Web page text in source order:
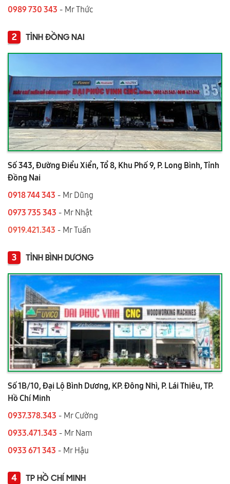
0989 730 343 - Mr Thức
2 TỈNH ĐỒNG NAI
Số 343, Đường Điểu Xiển, Tổ 8, Khu Phố 9, P. Long Bình, Tỉnh
Đồng Nai
0918 744 343 - Mr Dũng
0973 735 343 - Mr Nhật
0919.421.343 ​​​​​​ - Mr Tuấn
3 TỈNH BÌNH DƯƠNG
Số 1B/10, Đại Lộ Bình Dương, KP. Đông Nhì, P. Lái Thiêu, TP.
Hồ Chí Minh
0937.378.343 - Mr Cường
0933.471.343 - Mr Nam
0933 671 343 - Mr Hậu
4 TP HỒ CHÍ MINH